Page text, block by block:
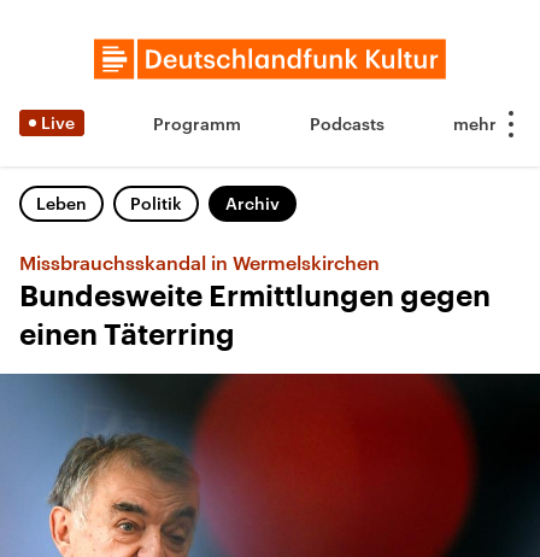
Live Programm Podcasts
Leben Politik Archiv
Missbrauchsskandal in Wermelskirchen
Bundesweite Ermittlungen gegen
einen Täterring